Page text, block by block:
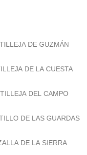
DE GUZMÁN
DE LA CUESTA
DEL CAMPO
DE LAS GUARDAS
DE LA SIERRA